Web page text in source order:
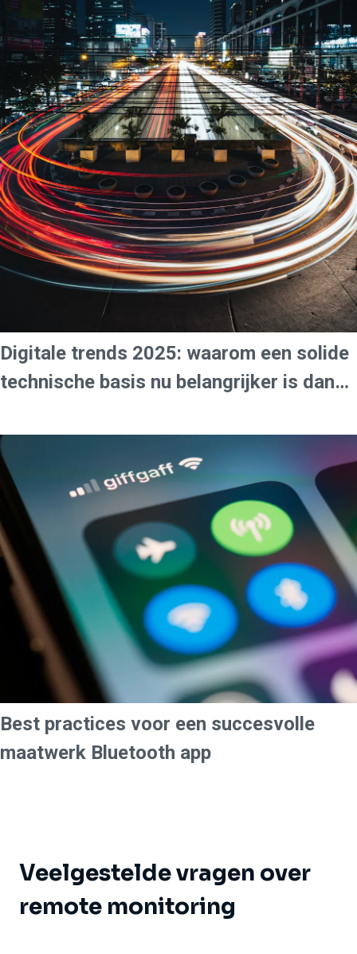
Digitale trends 2025: waarom een solide
technische basis nu belangrijker is dan
Best practices voor een succesvolle
maatwerk Bluetooth app
Veelgestelde vragen over
remote monitoring